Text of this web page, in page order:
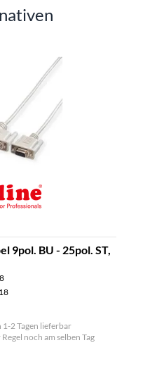
9pol. BU - 25pol. ST,
2 Tagen lieferbar
noch am selben Tag